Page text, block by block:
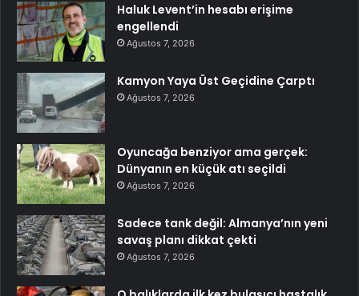
Haluk Levent’in hesabı erişime
engellendi
Ağustos 7, 2026
Kamyon Yaya Üst Geçidine Çarptı
Ağustos 7, 2026
Oyuncağa benziyor ama gerçek:
Dünyanın en küçük atı seçildi
Ağustos 7, 2026
Sadece tank değil: Almanya’nın yeni
savaş planı dikkat çekti
Ağustos 7, 2026